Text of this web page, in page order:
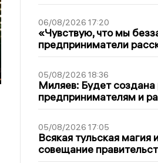
06/08/2026 17:20
«Чувствую, что мы
предприниматели
05/08/2026 18:36
Миляев: Будет создана
предпринимателям и
05/08/2026 17:05
Всякая тульская
совещание